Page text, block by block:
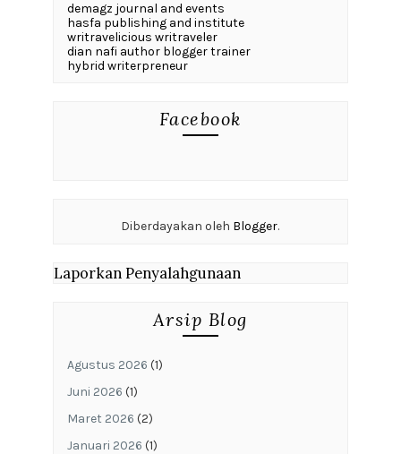
demagz journal and events
hasfa publishing and institute
writravelicious writraveler
dian nafi author blogger trainer
hybrid writerpreneur
Facebook
Diberdayakan oleh Blogger.
Laporkan Penyalahgunaan
Arsip Blog
Agustus 2026 (1)
Juni 2026 (1)
Maret 2026 (2)
Januari 2026 (1)